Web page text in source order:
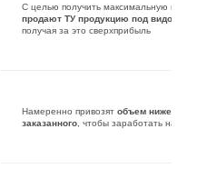
С целью получить максимальную
продают ТУ продукцию под видом
получая за это сверхприбыль
Намеренно привозят объем ниже
заказанного , чтобы заработать на